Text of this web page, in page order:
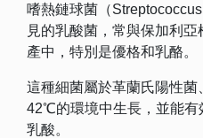
嗜熱鏈球菌（
見的乳酸菌，常與保加利
產中，特別是優格和乳酪。
這種細菌屬於革蘭氏陽性
42℃的環境中生長，並能有
乳酸。